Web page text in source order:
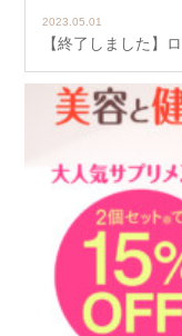
2023.05.01
【終了しました】